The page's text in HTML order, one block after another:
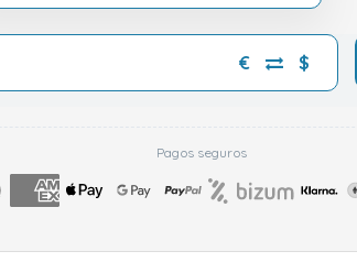
€ $
Pagos seguros